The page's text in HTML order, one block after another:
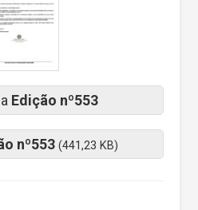
Edição nº553
nº553 (441,23 KB)